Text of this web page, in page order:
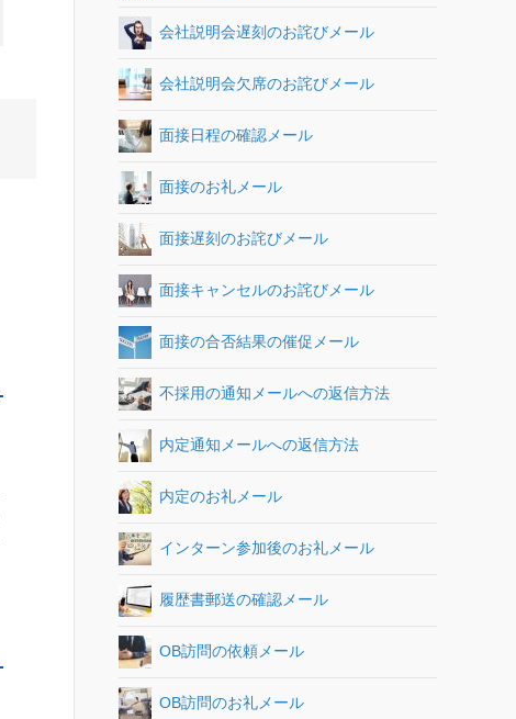
会社説明会遅刻のお詫びメール
会社説明会欠席のお詫びメール
面接日程の確認メール
面接のお礼メール
面接遅刻のお詫びメール
面接キャンセルのお詫びメール
面接の合否結果の催促メール
不採用の通知メールへの返信方法
内定通知メールへの返信方法
内定のお礼メール
インターン参加後のお礼メール
履歴書郵送の確認メール
OB訪問の依頼メール
OB訪問のお礼メール